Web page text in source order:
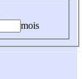
mois